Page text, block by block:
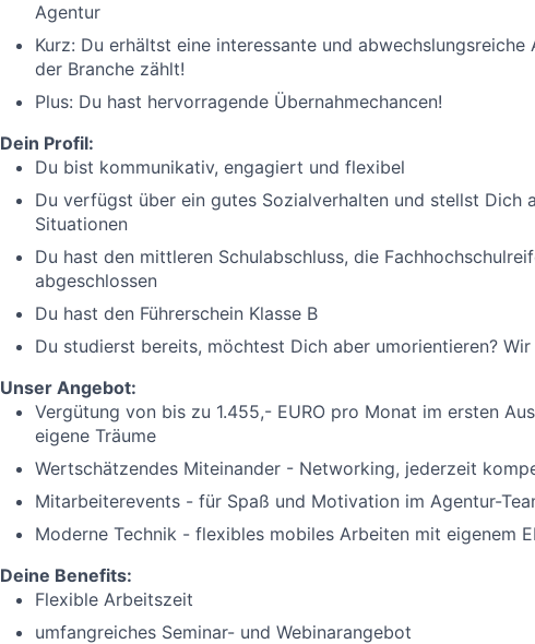
Agentur
Kurz: Du erhältst eine interessante und
der Branche zählt!
Plus: Du hast hervorragende Übernahmechancen!
Dein Profil:
Du bist kommunikativ, engagiert und flexibel
Du verfügst über ein gutes Sozialverhalten und stellst Dich
Situationen
Du hast den mittleren Schulabschluss, die
abgeschlossen
Du hast den Führerschein Klasse B
Du studierst bereits, möchtest Dich aber umorientieren?
Unser Angebot:
Vergütung von bis zu 1.455,- EURO pro Monat im ersten
eigene Träume
Wertschätzendes Miteinander - Networking, jederzeit
Mitarbeiterevents - für Spaß und Motivation im Agentur-
Moderne Technik - flexibles mobiles Arbeiten mit eigenem
Deine Benefits:
Flexible Arbeitszeit
umfangreiches Seminar- und Webinarangebot